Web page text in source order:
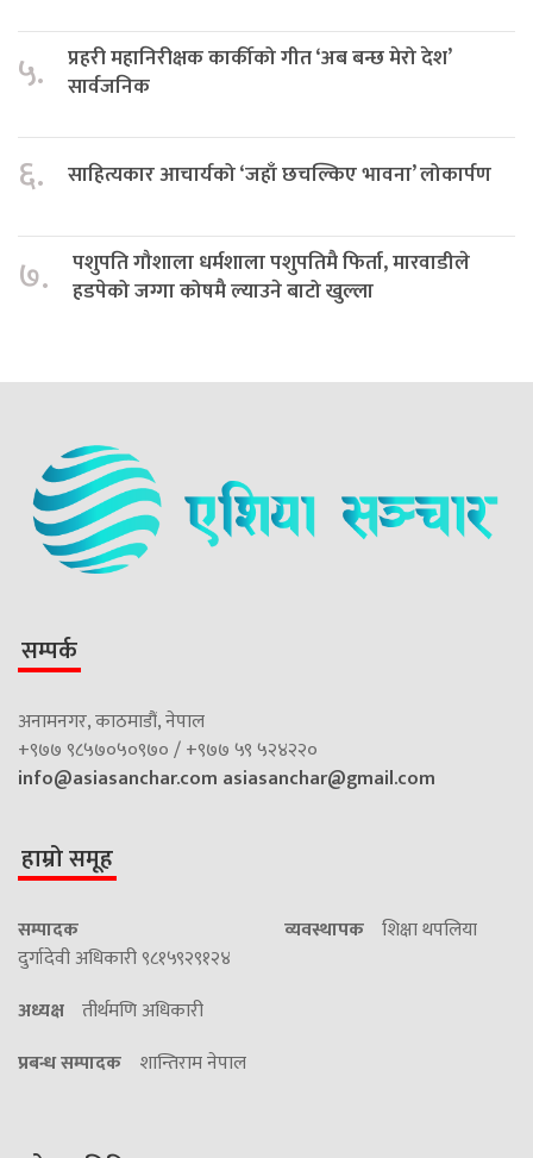
५.
प्रहरी महानिरीक्षक कार्कीको गीत ‘अब बन्छ मेरो देश’
सार्वजनिक
६. साहित्यकार आचार्यको ‘जहाँ छचल्किए भावना’ लोकार्पण
७.
पशुपति गौशाला धर्मशाला पशुपतिमै फिर्ता, मारवाडीले
हडपेको जग्गा कोषमै ल्याउने बाटो खुल्ला
सम्पर्क
अनामनगर, काठमाडौं, नेपाल
+९७७ ९८५७०५०९७० / +९७७ ५९ ५२४२२०
info@asiasanchar.com asiasanchar@gmail.com
हाम्रो समूह
सम्पादक
दुर्गादेवी अधिकारी ९८१५९२९१२४
व्यवस्थापक शिक्षा थपलिया
अध्यक्ष तीर्थमणि अधिकारी
प्रबन्ध सम्पादक शान्तिराम नेपाल